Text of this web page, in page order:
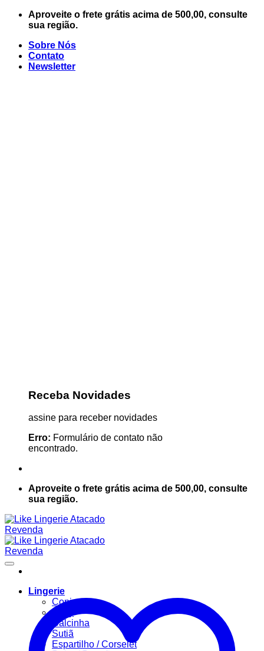
Skip
Aproveite o frete grátis acima de 500,00, consulte
sua região.
Sobre Nós
Contato
Newsletter
Receba Novidades
assine para receber novidades
Erro: Formulário de contato não
encontrado.
Aproveite o frete grátis acima de 500,00, consulte
sua região.
Lingerie
Conjuntos
Body
Calcinha
Sutiã
Espartilho / Corselet